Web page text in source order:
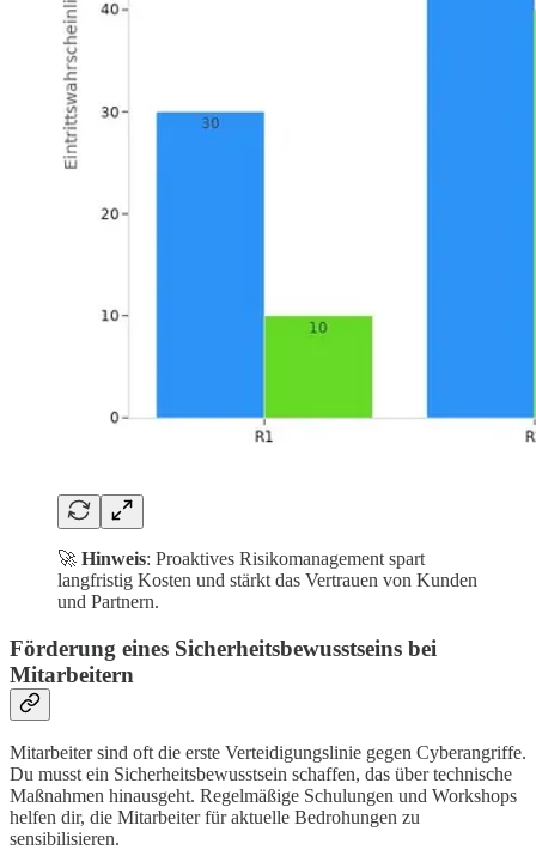
🚀 Hinweis: Proaktives Risikomanagement spart
langfristig Kosten und stärkt das Vertrauen von Kunden
und Partnern.
Förderung eines Sicherheitsbewusstseins bei
Mitarbeitern
Mitarbeiter sind oft die erste Verteidigungslinie gegen Cyberangriffe.
Du musst ein Sicherheitsbewusstsein schaffen, das über technische
Maßnahmen hinausgeht. Regelmäßige Schulungen und Workshops
helfen dir, die Mitarbeiter für aktuelle Bedrohungen zu
sensibilisieren.